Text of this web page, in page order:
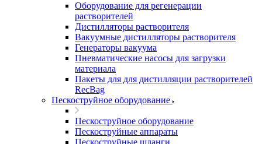
Оборудование для регенерации
растворителей
Дистилляторы растворителя
Вакуумные дистилляторы растворителя
Генераторы вакуума
Пневматические насосы для загрузки
материала
Пакеты для для дистилляции растворителей
RecBag
Пескоструйное оборудование
Пескоструйное оборудование
Пескоструйные аппараты
Пескоструйные шланги